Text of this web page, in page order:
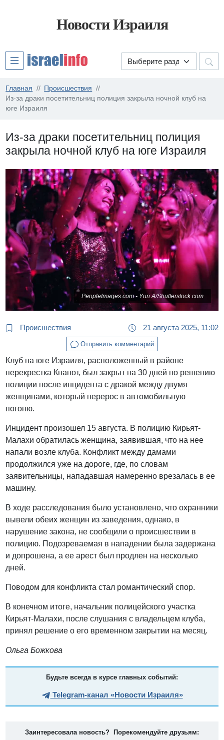
Новости Израиля
Главная
Происшествия
Из-за драки посетительниц полиция закрыла ночной клуб на
юге Израиля
Из-за драки посетительниц полиция
закрыла ночной клуб на юге Израиля
PeopleImages.com - Yuri A/Shutterstock.com
Происшествия 21 августа 2025, 11:02
Отправить комментарий
Клуб на юге Израиля, расположенный в районе
перекрестка Кнанот, был закрыт на 30 дней по решению
полиции после инцидента с дракой между двумя
женщинами, который перерос в автомобильную
погоню.
Инцидент произошел 15 августа. В полицию Кирьят-
Малахи обратилась женщина, заявившая, что на нее
напали возле клуба. Конфликт между дамами
продолжился уже на дороге, где, по словам
заявительницы, нападавшая намеренно врезалась в ее
машину.
В ходе расследования было установлено, что охранники
вывели обеих женщин из заведения, однако, в
нарушение закона, не сообщили о происшествии в
полицию. Подозреваемая в нападении была задержана
и допрошена, а ее арест был продлен на несколько
дней.
Поводом для конфликта стал романтический спор.
В конечном итоге, начальник полицейского участка
Кирьят-Малахи, после слушания с владельцем клуба,
принял решение о его временном закрытии на месяц.
Ольга Божкова
Будьте всегда в курсе главных событий:
Telegram-канал «Новости Израиля»
Заинтересовала новость? Порекомендуйте друзьям: